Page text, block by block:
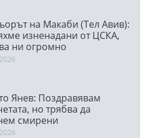
на Макаби (Тел Авив):
изненадани от ЦСКА,
ни огромно
Янев: Поздравявам
но трябва да
смирени